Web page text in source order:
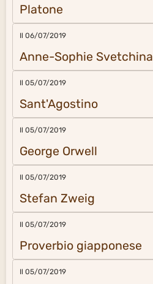
Platone
Il 06/07/2019
Anne-Sophie Svetchina
Il 05/07/2019
Sant'Agostino
Il 05/07/2019
George Orwell
Il 05/07/2019
Stefan Zweig
Il 05/07/2019
Proverbio giapponese
Il 05/07/2019